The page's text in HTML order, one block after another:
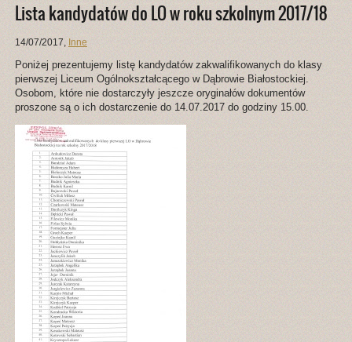
Lista kandydatów do LO w roku szkolnym 2017/18
14/07/2017, Inne
Poniżej prezentujemy listę kandydatów zakwalifikowanych do klasy
pierwszej Liceum Ogólnokształcącego w Dąbrowie Białostockiej.
Osobom, które nie dostarczyły jeszcze oryginałów dokumentów
proszone są o ich dostarczenie do 14.07.2017 do godziny 15.00.